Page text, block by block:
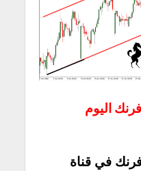
اليوم
في قناة